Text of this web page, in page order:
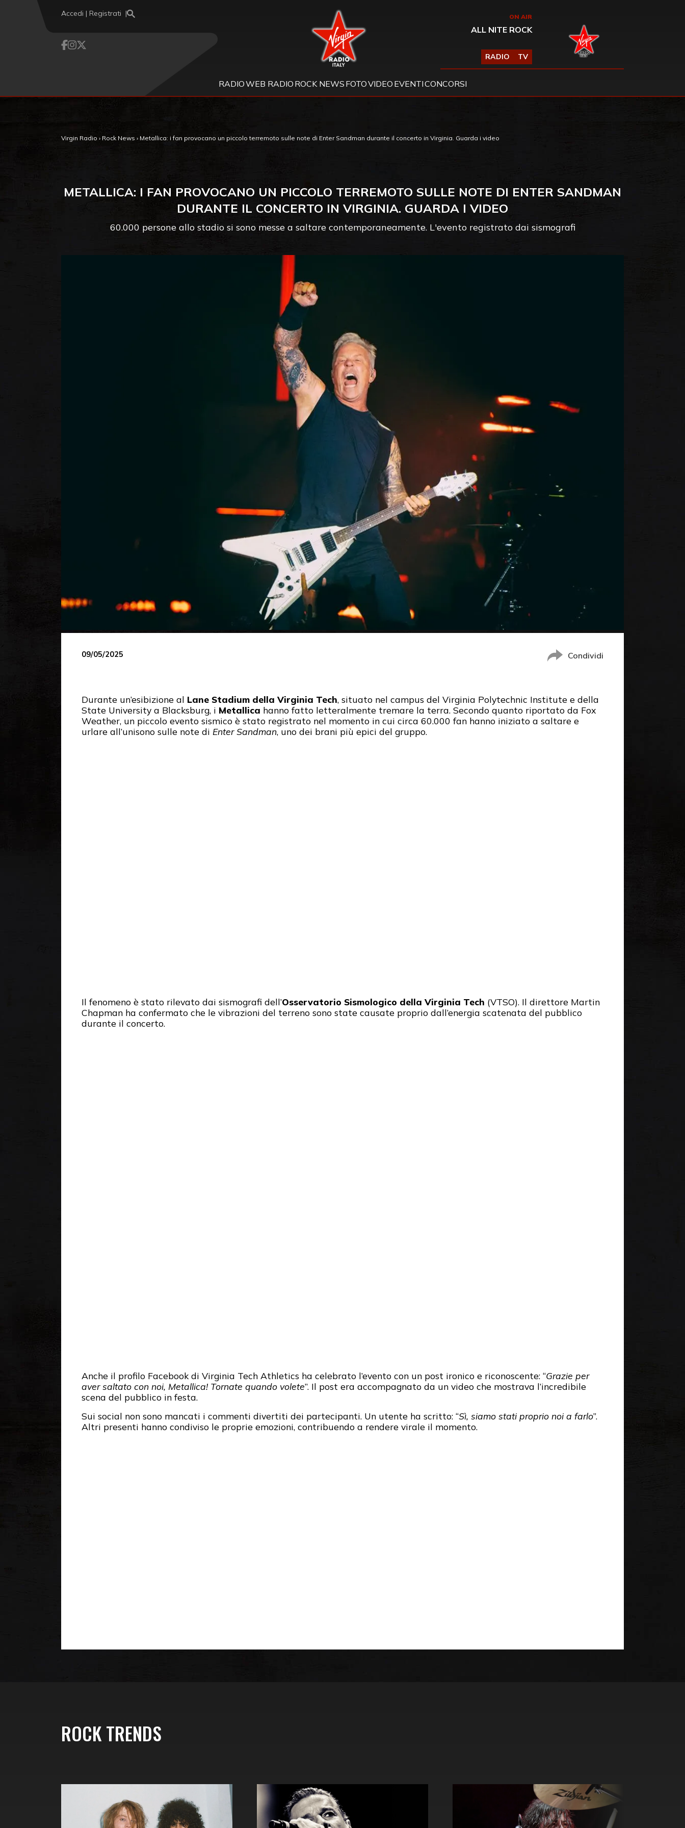
Accedi | Registrati Virgin Radio ON AIR
ALL NITE ROCK
RADIO TV
RADIOWEB RADIO ROCK NEWS FOTOVIDEO EVENTICONCORSI
Virgin Radio › Rock News › Metallica: i fan provocano un piccolo terremoto sulle note di Enter Sandman durante il concerto in Virginia. Guarda i video
METALLICA: I FAN PROVOCANO UN PICCOLO TERREMOTO SULLE NOTE DI ENTER SANDMAN
DURANTE IL CONCERTO IN VIRGINIA. GUARDA I VIDEO
60.000 persone allo stadio si sono messe a saltare contemporaneamente. L'evento registrato dai sismografi
09/05/2025 Condividi
Durante un’esibizione al Lane Stadium della Virginia Tech, situato nel campus del Virginia Polytechnic Institute e della
State University a Blacksburg, i Metallica hanno fatto letteralmente tremare la terra. Secondo quanto riportato da Fox
Weather, un piccolo evento sismico è stato registrato nel momento in cui circa 60.000 fan hanno iniziato a saltare e
urlare all’unisono sulle note di Enter Sandman, uno dei brani più epici del gruppo.
Il fenomeno è stato rilevato dai sismografi dell’Osservatorio Sismologico della Virginia Tech (VTSO). Il direttore Martin
Chapman ha confermato che le vibrazioni del terreno sono state causate proprio dall’energia scatenata del pubblico
durante il concerto.
Anche il profilo Facebook di Virginia Tech Athletics ha celebrato l’evento con un post ironico e riconoscente: “Grazie per
aver saltato con noi, Metallica! Tornate quando volete”. Il post era accompagnato da un video che mostrava l’incredibile
scena del pubblico in festa.
Sui social non sono mancati i commenti divertiti dei partecipanti. Un utente ha scritto: “Sì, siamo stati proprio noi a farlo”.
Altri presenti hanno condiviso le proprie emozioni, contribuendo a rendere virale il momento.
ROCK TRENDS